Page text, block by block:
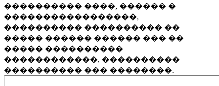
���������� ����, ������ �
�����������������,
���������� ���������� ��
����� ������ ������ ��� ��
����� ����������
������������, ����������
���������� ��� ��������.